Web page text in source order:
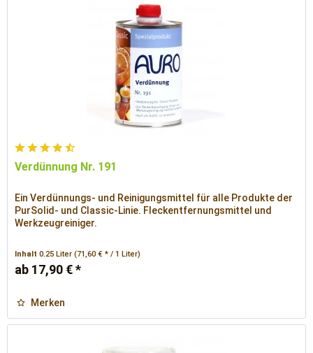
Verdünnung Nr. 191
Ein Verdünnungs- und Reinigungsmittel für alle Produkte der
PurSolid- und Classic-Linie. Fleckentfernungsmittel und
Werkzeugreiniger.
Inhalt0.25 Liter(71,60 € * / 1 Liter)
ab 17,90 € *
Merken